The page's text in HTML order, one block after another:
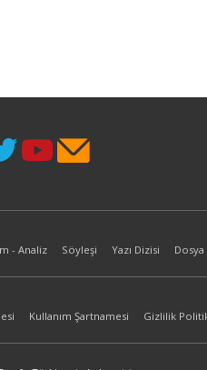
- Analiz Söyleşi Yazı Dizisi
Kullanım Şartnamesi Gizlilik